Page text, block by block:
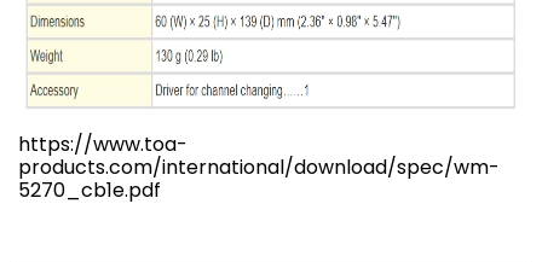
https://www.toa-
products.com/international/download/spec/wm-
5270_cb1e.pdf